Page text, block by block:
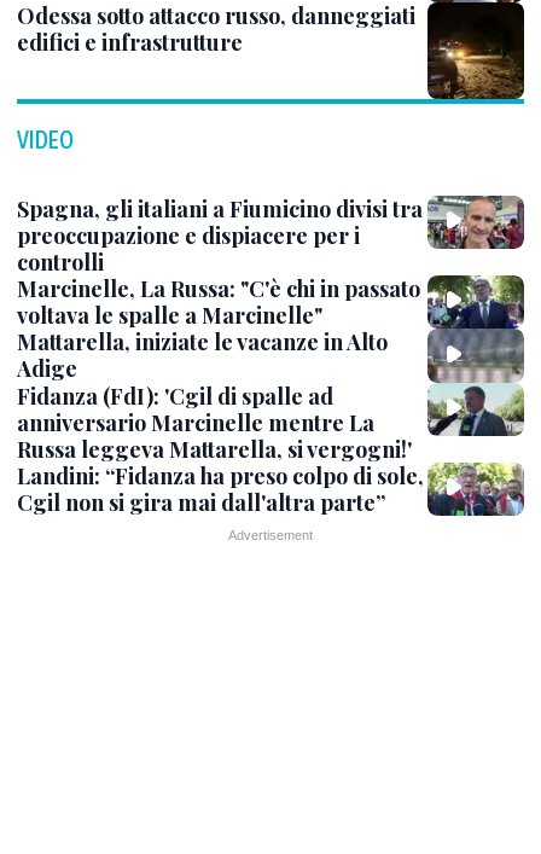
Odessa sotto attacco russo, danneggiati
edifici e infrastrutture
VIDEO
Spagna, gli italiani a Fiumicino divisi tra
preoccupazione e dispiacere per i
controlli
Marcinelle, La Russa: "C'è chi in passato
voltava le spalle a Marcinelle"
Mattarella, iniziate le vacanze in Alto
Adige
Fidanza (FdI): 'Cgil di spalle ad
anniversario Marcinelle mentre La
Russa leggeva Mattarella, si vergogni!'
Landini: “Fidanza ha preso colpo di sole,
Cgil non si gira mai dall'altra parte”